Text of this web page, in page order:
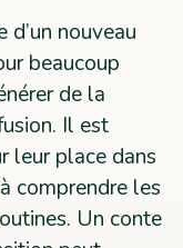
d’un nouveau
beaucoup
de la
Il est
leur place dans
comprendre les
Un conte